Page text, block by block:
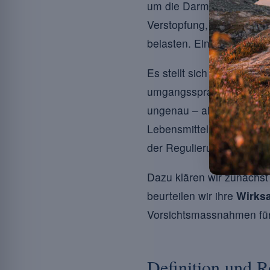
um die Darmfunktion zu
Verstopfung,
belasten. Eine gesunde
Es stellt sich daher die
umgangssprachlich oft
ungenau – als
Lebensmittel den Alltag
der Regulierung der
Dazu klären wir
beurteilen wir ihre
Vorsichtsmassnahmen